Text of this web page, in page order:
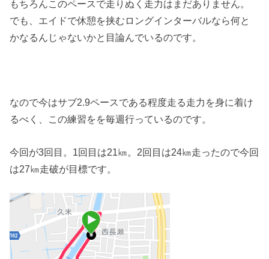
もちろんこのペースで走りぬく走力はまだありません。
でも、エイドで休憩を挟むロングインターバルなら何と
かなるんじゃないかと目論んでいるのです。
なので今はサブ2.9ペースである程度走る走力を身に着け
るべく、この練習をを毎週行っているのです。
今回が3回目。1回目は21㎞。2回目は24㎞走ったので今回
は27㎞走破が目標です。